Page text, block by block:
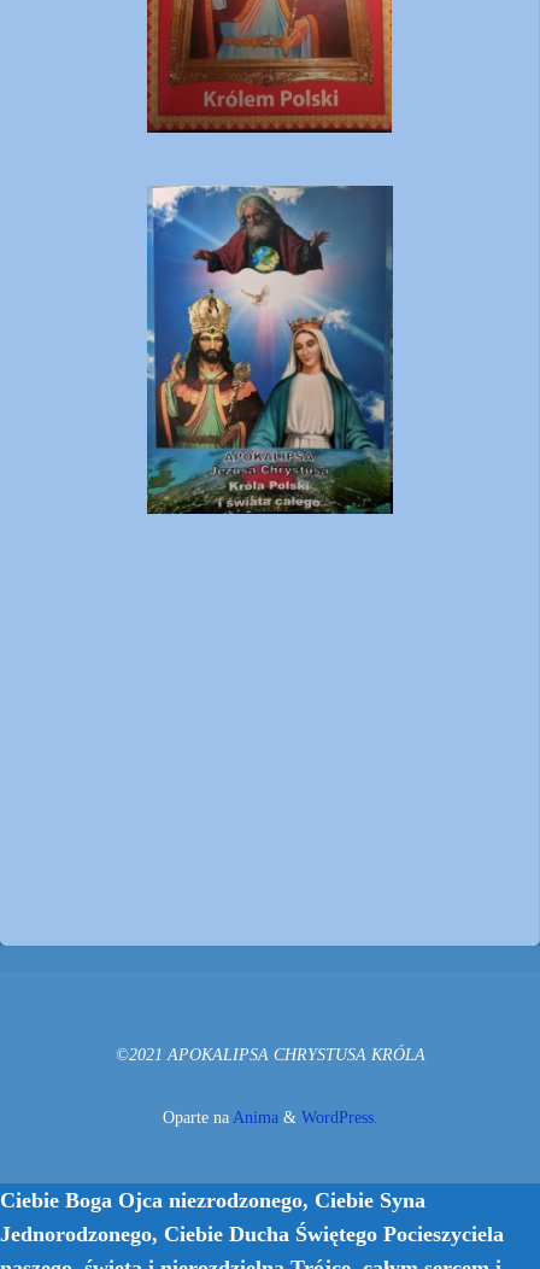
©2021 APOKALIPSA CHRYSTUSA KRÓLA
Oparte naAnima & WordPress.
Ciebie Boga Ojca niezrodzonego, Ciebie Syna
Jednorodzonego, Ciebie Ducha Świętego Pocieszyciela